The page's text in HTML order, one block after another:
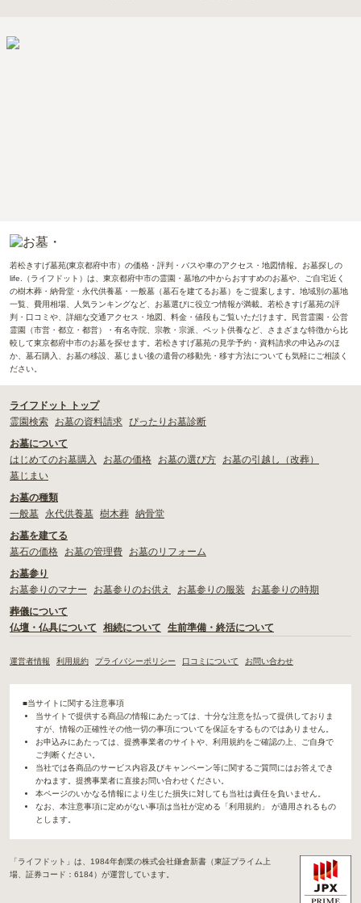
若松きすげ墓苑(東京都府中市）の価格・評判・バスや車のアクセス・地図情報。お墓探しの
life.（ライフドット）は、東京都府中市の霊園・墓地の中からおすすめのお墓や、ご自宅近く
の樹木葬・納骨堂・永代供養墓・一般墓（墓石を建てるお墓）をご提案します。地域別の墓地
一覧、費用相場、人気ランキングなど、お墓選びに役立つ情報が満載。若松きすげ墓苑の評
判・口コミや、詳細な交通アクセス・地図、料金・値段もご覧いただけます。民営霊園・公営
霊園（市営・都立・都営）・有名寺院、宗教・宗派、ペット供養など、さまざまな特徴から比
較して東京都府中市のお墓を探せます。若松きすげ墓苑の見学予約・資料請求の申込みのほ
か、墓石購入、お墓の移設、墓じまい後の遺骨の移動先・移す方法についても気軽にご相談く
ださい。
ライフドット トップ
霊園検索
お墓の資料請求 ぴったりお墓診断
お墓について
はじめてのお墓購入
お墓の価格 お墓の選び方
お墓の引越し（改葬）
墓じまい
お墓の種類
一般墓
永代供養墓 樹木葬 納骨堂
お墓を建てる
墓石の価格
お墓の管理費
お墓のリフォーム
お墓参り
お墓参りのマナー
お墓参りのお供え お墓参りの服装
お墓参りの時期
葬儀について
仏壇・仏具について
相続について 生前準備・終活について
運営者情報 利用規約 プライバシーポリシー 口コミについて お問い合わせ
■当サイトに関する注意事項
当サイトで提供する商品の情報にあたっては、十分な注意を払って提供しておりま
すが、情報の正確性その他一切の事項についてを保証をするものではありません。
お申込みにあたっては、提携事業者のサイトや、利用規約をご確認の上、ご自身で
ご判断ください。
当社では各商品のサービス内容及びキャンペーン等に関するご質問にはお答えでき
かねます。提携事業者に直接お問い合わせください。
本ページのいかなる情報により生じた損失に対しても当社は責任を負いません。
なお、本注意事項に定めがない事項は当社が定める「利用規約」 が適用されるもの
とします。
「ライフドット」は、1984年創業の株式会社鎌倉新書（東証プライム上
場、証券コード：6184）が運営しています。